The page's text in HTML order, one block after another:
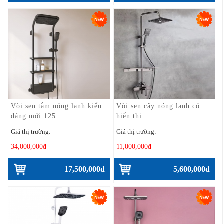
Vòi sen tắm nóng lạnh kiểu
dáng mới 125
Giá thị trường:
34,000,000đ
17,500,000đ
Vòi sen cây nóng lạnh có
hiển thị...
Giá thị trường:
11,000,000đ
5,600,000đ